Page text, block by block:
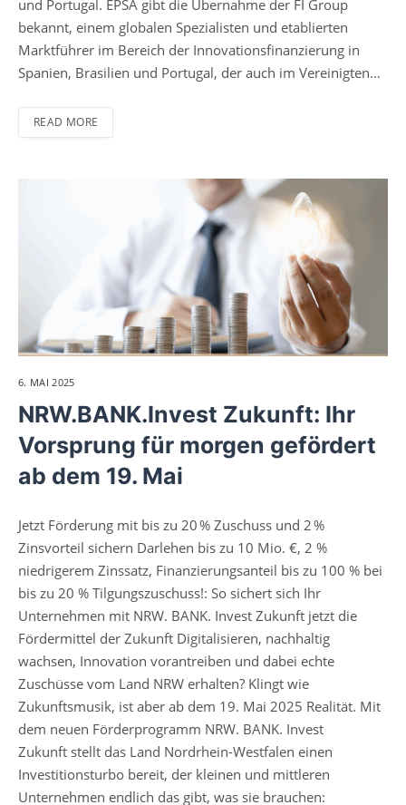
und Portugal. EPSA gibt die Übernahme der FI Group
bekannt, einem globalen Spezialisten und etablierten
Marktführer im Bereich der Innovationsfinanzierung in
Spanien, Brasilien und Portugal, der auch im Vereinigten…
READ MORE
6. MAI 2025
NRW.BANK.Invest Zukunft: Ihr
Vorsprung für morgen gefördert
ab dem 19. Mai
Jetzt Förderung mit bis zu 20 % Zuschuss und 2 %
Zinsvorteil sichern Darlehen bis zu 10 Mio. €, 2 %
niedrigerem Zinssatz, Finanzierungsanteil bis zu 100 % bei
bis zu 20 % Tilgungszuschuss!: So sichert sich Ihr
Unternehmen mit NRW. BANK. Invest Zukunft jetzt die
Fördermittel der Zukunft Digitalisieren, nachhaltig
wachsen, Innovation vorantreiben und dabei echte
Zuschüsse vom Land NRW erhalten? Klingt wie
Zukunftsmusik, ist aber ab dem 19. Mai 2025 Realität. Mit
dem neuen Förderprogramm NRW. BANK. Invest
Zukunft stellt das Land Nordrhein-Westfalen einen
Investitionsturbo bereit, der kleinen und mittleren
Unternehmen endlich das gibt, was sie brauchen: